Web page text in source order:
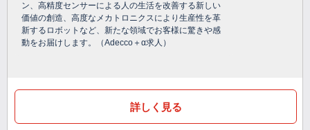
ン、高精度センサーによる人の生活を改善する新しい
価値の創造、高度なメカトロニクスにより生産性を革
新するロボットなど、新たな領域でお客様に驚きや感
動をお届けします。（Adecco＋α求人）
詳しく見る